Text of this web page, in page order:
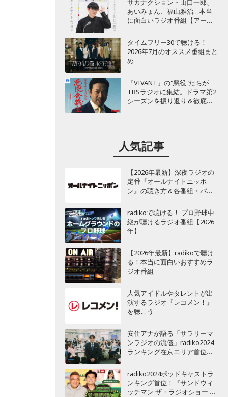
サカナクション・山口一郎、
あいみょん、福山雅治…本当
に面白いラジオ番組【アーテ
タイムフリー30で聴ける！
2026年7月のオススメ番組まと
め
『VIVANT』の"悪役"たちが
TBSラジオに集結。ドラマ第2
シーズンを振り返り＆徹底考
人気記事
【2026年最新】深夜ラジオの
定番『オールナイトニッポ
ン』の聴き方＆各番組・パー
radikoで聴ける！ プロ野球中
継が聴けるラジオ番組【2026
年】
【2026年最新】radikoで聴け
る！本当に面白いおすすめラ
ジオ番組
人気アイドルやタレントが出
演するラジオ『レコメン！』
を聴こう
安住アナが語る「サラリーマ
ンラジオの流儀」radiko2024
ランキング在京エリア首位
曜天国』インタビュー
radiko2024ポッドキャストラ
ンキング首位！『サンドウィ
ッチマン ザ・ラジオショー サ